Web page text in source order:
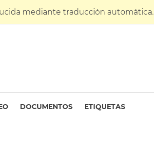
mediante traducción automática.
DOCUMENTOS ETIQUETAS